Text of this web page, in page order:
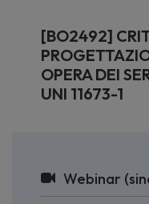
[BO2492]
OPERA DEI
UNI 11673-1
Webinar